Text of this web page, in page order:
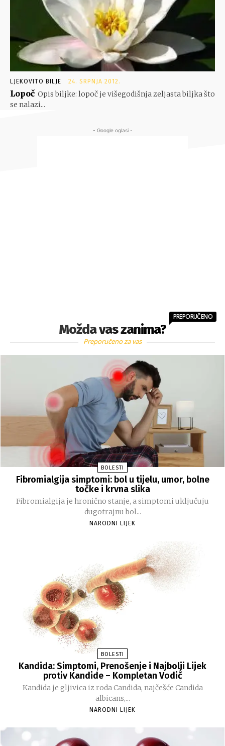
LJEKOVITO BILJE 24. SRPNJA 2012.
Lopoč Opis biljke: lopoč je višegodišnja zeljasta biljka što
se nalazi...
- Google oglasi -
Možda vas zanima?
PREPORUČENO
Preporučeno za vas
BOLESTI
Fibromialgija simptomi: bol u tijelu, umor, bolne
točke i krvna slika
Fibromialgija je hronično stanje, a simptomi uključuju
dugotrajnu bol...
NARODNI LIJEK
BOLESTI
Kandida: Simptomi, Prenošenje i Najbolji Lijek
protiv Kandide – Kompletan Vodič
Kandida je gljivica iz roda Candida, najčešće Candida
albicans,...
NARODNI LIJEK